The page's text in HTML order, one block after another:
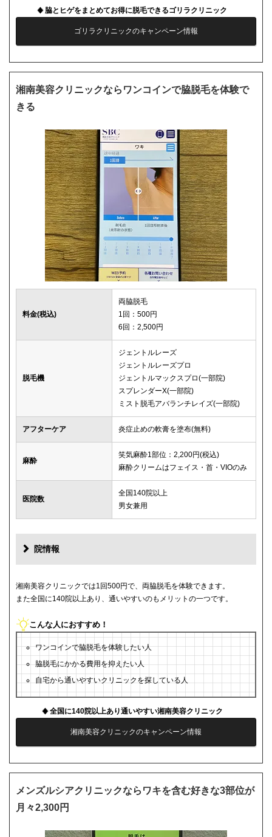
脇とヒゲをまとめてお得に脱毛できるゴリラクリニック
ゴリラクリニックのキャンペーン情報
湘南美容クリニックならワンコインで脇脱毛を体験で
きる
料金(税込)
両脇脱毛
1回：500円
6回：2,500円
脱毛機
ジェントルレーズ
ジェントルレーズプロ
ジェントルマックスプロ(一部院)
スプレンダーX(一部院)
ミスト脱毛アバランチレイズ(一部院)
アフターケア 炎症止めの軟膏を塗布(無料)
麻酔
笑気麻酔1部位：2,200円(税込)
麻酔クリームはフェイス・首・VIOのみ
医院数
全国140院以上
男女兼用
院情報
湘南美容クリニックでは1回500円で、両脇脱毛を体験できます。
また全国に140院以上あり、通いやすいのもメリットの一つです。
こんな人におすすめ！
ワンコインで脇脱毛を体験したい人
脇脱毛にかかる費用を抑えたい人
自宅から通いやすいクリニックを探している人
全国に140院以上あり通いやすい湘南美容クリニック
湘南美容クリニックのキャンペーン情報
メンズルシアクリニックならワキを含む好きな3部位が
月々2,300円